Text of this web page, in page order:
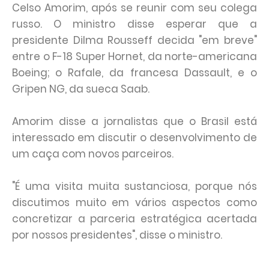
Celso Amorim, após se reunir com seu colega
russo. O ministro disse esperar que a
presidente Dilma Rousseff decida "em breve"
entre o F-18 Super Hornet, da norte-americana
Boeing; o Rafale, da francesa Dassault, e o
Gripen NG, da sueca Saab.
Amorim disse a jornalistas que o Brasil está
interessado em discutir o desenvolvimento de
um caça com novos parceiros.
"É uma visita muita sustanciosa, porque nós
discutimos muito em vários aspectos como
concretizar a parceria estratégica acertada
por nossos presidentes", disse o ministro.